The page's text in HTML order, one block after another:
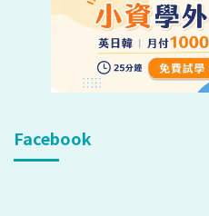
Facebook